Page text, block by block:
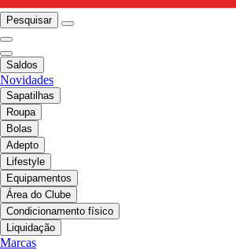
Pesquisar
Saldos
Novidades
Sapatilhas
Roupa
Bolas
Adepto
Lifestyle
Equipamentos
Área do Clube
Condicionamento físico
Liquidação
Marcas